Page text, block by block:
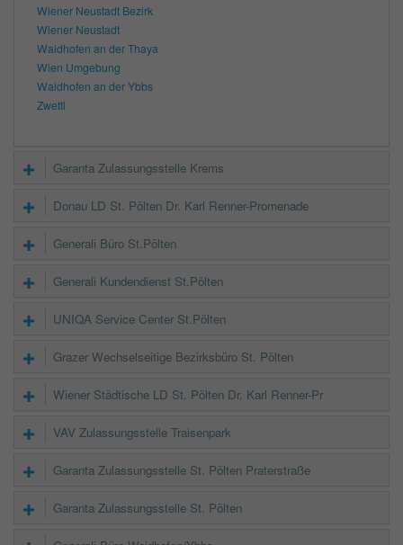
Wiener Neustadt Bezirk
Wiener Neustadt
Waidhofen an der Thaya
Wien Umgebung
Waidhofen an der Ybbs
Zwettl
Garanta Zulassungsstelle Krems
Donau LD St. Pölten Dr. Karl Renner-Promenade
Generali Büro St.Pölten
Generali Kundendienst St.Pölten
UNIQA Service Center St.Pölten
Grazer Wechselseitige Bezirksbüro St. Pölten
Wiener Städtische LD St. Pölten Dr. Karl Renner-Pr
VAV Zulassungsstelle Traisenpark
Garanta Zulassungsstelle St. Pölten Praterstraße
Garanta Zulassungsstelle St. Pölten